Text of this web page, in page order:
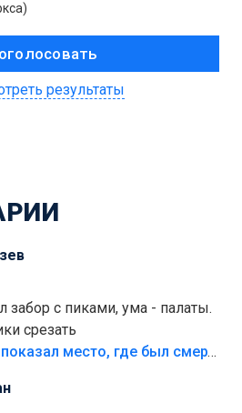
результаты
забор с пиками, ума - палаты.
срезать
«Попал на пику»: СК показал место, где был смертельно травмирован ребенок в Тольятти